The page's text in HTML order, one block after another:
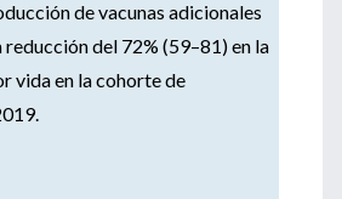
de vacunas adicionales
reducción del 72% (59–81) en la
vida en la cohorte de